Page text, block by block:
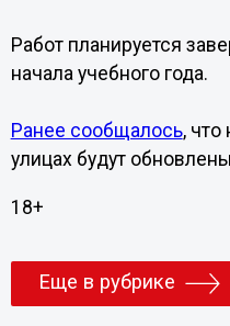
Работ планируется
начала учебного года.
Ранее сообщалось, что
улицах будут
18+
Еще в рубрике